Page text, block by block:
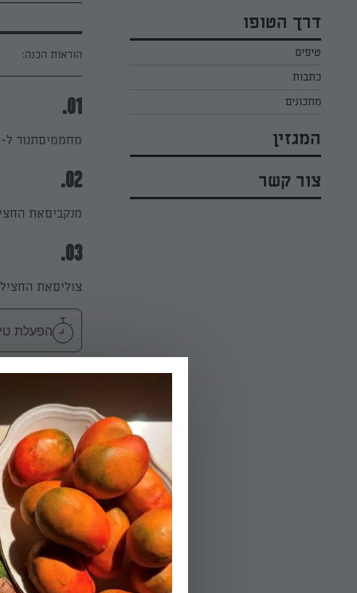
סלטים לפסח
עוגיות לפסח
קארין בנולול
מירי כהן
רובי מיכאל
דרך הטופו
טיפים
כתבות
מתכונים
המגזין
צור קשר
הוראות הכנה:
01.
מחממיםתנור ל-200 מעלות.
02.
מנקביםאת
03.
צוליםאת החצילונים במשך כ-15-25
הפעלת טיימר
חוציםאת
05.
חותכיםאת
06.